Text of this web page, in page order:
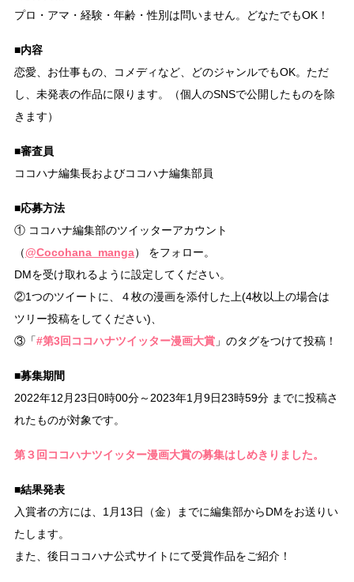
プロ・アマ・経験・年齢・性別は問いません。どなたでもOK！
■内容
恋愛、お仕事もの、コメディなど、どのジャンルでもOK。ただ
し、未発表の作品に限ります。（個人のSNSで公開したものを除
きます）
■審査員
ココハナ編集長およびココハナ編集部員
■応募方法
① ココハナ編集部のツイッターアカウント
（@Cocohana_manga） をフォロー。
DMを受け取れるように設定してください。
②1つのツイートに、４枚の漫画を添付した上(4枚以上の場合は
ツリー投稿をしてください)、
③「#第3回ココハナツイッター漫画大賞」のタグをつけて投稿！
■募集期間
2022年12月23日0時00分～2023年1月9日23時59分 までに投稿さ
れたものが対象です。
第３回ココハナツイッター漫画大賞の募集はしめきりました。
■結果発表
入賞者の方には、1月13日（金）までに編集部からDMをお送りい
たします。
また、後日ココハナ公式サイトにて受賞作品をご紹介！